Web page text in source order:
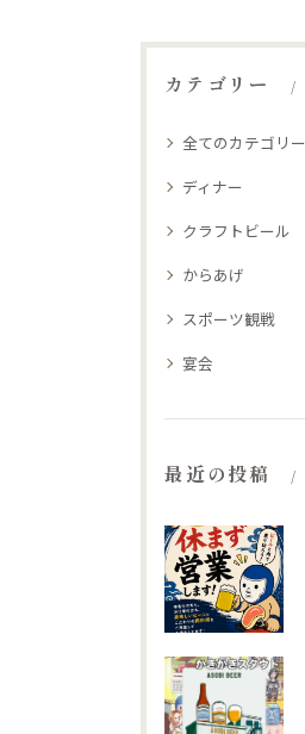
カテゴリー
全てのカテゴリー
ディナー
クラフトビール
からあげ
スポーツ観戦
宴会
最近の投稿